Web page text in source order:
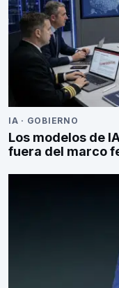
IA · GOBIERNO
Los modelos de
fuera del marco